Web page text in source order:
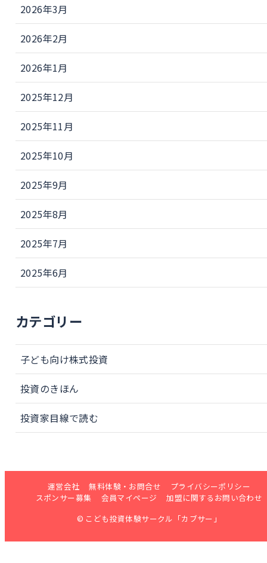
2026年3月
2026年2月
2026年1月
2025年12月
2025年11月
2025年10月
2025年9月
2025年8月
2025年7月
2025年6月
カテゴリー
子ども向け株式投資
投資のきほん
投資家目線で読む
運営会社 無料体験・お問合せ
プライバシーポリシー
スポンサー募集
会員マイページ
加盟に関するお問い合わせ
© こども投資体験サークル「カブサー」